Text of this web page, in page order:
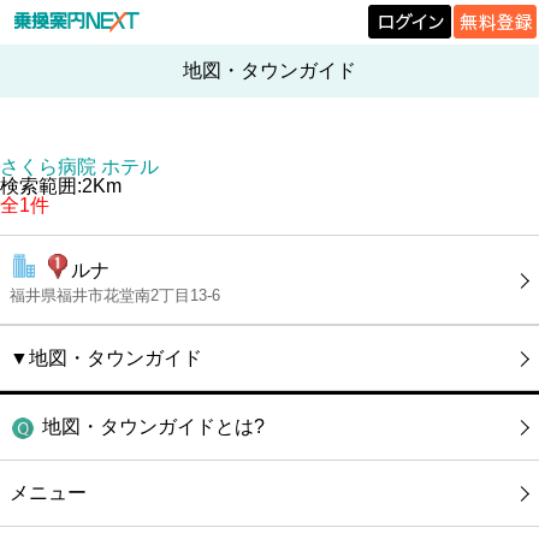
地図・タウンガイド
さくら病院 ホテル
検索範囲:2Km
全1件
ルナ
福井県福井市花堂南2丁目13-6
▼地図・タウンガイド
地図・タウンガイドとは?
メニュー